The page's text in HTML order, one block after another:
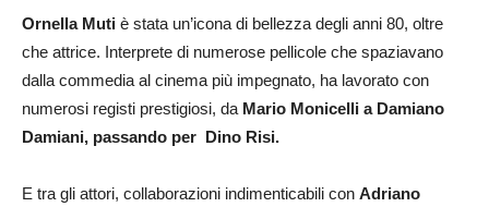
Ornella Muti è stata un’icona di bellezza degli anni 80, oltre
che attrice. Interprete di numerose pellicole che spaziavano
dalla commedia al cinema più impegnato, ha lavorato con
numerosi registi prestigiosi, da Mario Monicelli a Damiano
Damiani, passando per Dino Risi.
E tra gli attori, collaborazioni indimenticabili con Adriano